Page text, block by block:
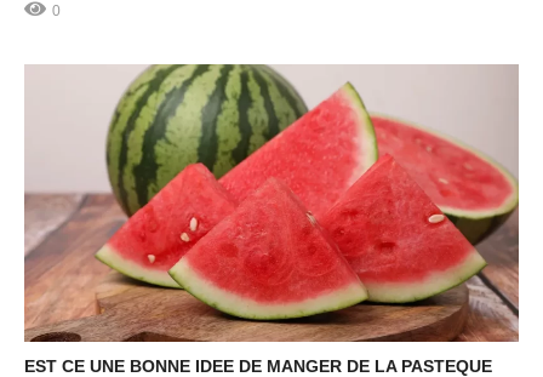
0
EST CE UNE BONNE IDEE DE MANGER DE LA PASTEQUE